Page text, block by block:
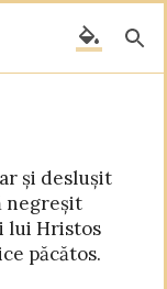
și deslușit
negreșit
lui Hristos
păcătos.